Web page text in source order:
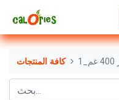
كافة المنتجات